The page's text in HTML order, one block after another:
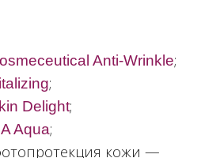
Anti-Wrinkle;
;
Delight;
Aqua;
кожи —